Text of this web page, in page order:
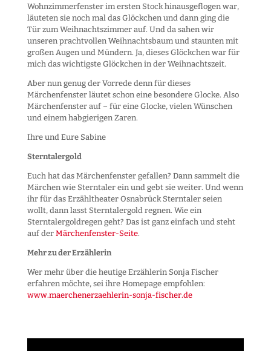
Wohnzimmerfenster im ersten Stock hinausgeflogen war,
läuteten sie noch mal das Glöckchen und dann ging die
Tür zum Weihnachtszimmer auf. Und da sahen wir
unseren prachtvollen Weihnachtsbaum und staunten mit
großen Augen und Mündern. Ja, dieses Glöckchen war für
mich das wichtigste Glöckchen in der Weihnachtszeit.
Aber nun genug der Vorrede denn für dieses
Märchenfenster läutet schon eine besondere Glocke. Also
Märchenfenster auf – für eine Glocke, vielen Wünschen
und einem habgierigen Zaren.
Ihre und Eure Sabine
Sterntalergold
Euch hat das Märchenfenster gefallen? Dann sammelt die
Märchen wie Sterntaler ein und gebt sie weiter. Und wenn
ihr für das Erzähltheater Osnabrück Sterntaler seien
wollt, dann lasst Sterntalergold regnen. Wie ein
Sterntalergoldregen geht? Das ist ganz einfach und steht
auf der Märchenfenster-Seite.
Mehr zu der Erzählerin
Wer mehr über die heutige Erzählerin Sonja Fischer
erfahren möchte, sei ihre Homepage empfohlen:
www.maerchenerzaehlerin-sonja-fischer.de